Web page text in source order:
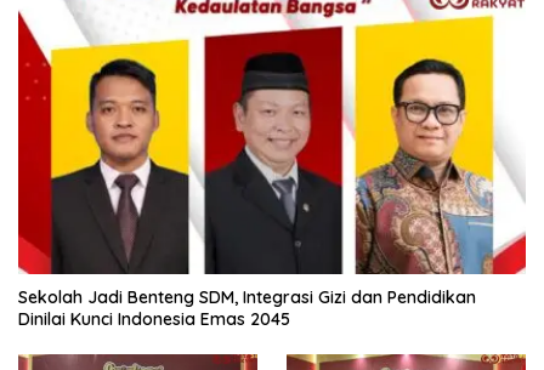
Sekolah Jadi Benteng SDM, Integrasi Gizi dan Pendidikan
Dinilai Kunci Indonesia Emas 2045